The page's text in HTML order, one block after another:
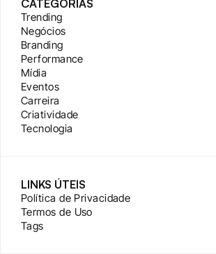
CATEGORIAS
Trending
Negócios
Branding
Performance
Mídia
Eventos
Carreira
Criatividade
Tecnologia
LINKS ÚTEIS
Política de Privacidade
Termos de Uso
Tags